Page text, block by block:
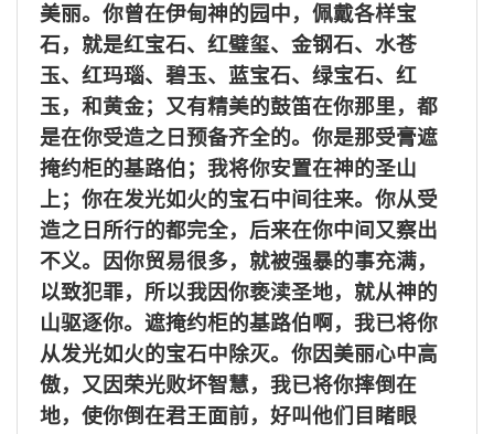
美丽。你曾在伊甸神的园中，佩戴各样宝
石，就是红宝石、红璧玺、金钢石、水苍
玉、红玛瑙、碧玉、蓝宝石、绿宝石、红
玉，和黄金；又有精美的鼓笛在你那里，都
是在你受造之日预备齐全的。你是那受膏遮
掩约柜的基路伯；我将你安置在神的圣山
上；你在发光如火的宝石中间往来。你从受
造之日所行的都完全，后来在你中间又察出
不义。因你贸易很多，就被强暴的事充满，
以致犯罪，所以我因你亵渎圣地，就从神的
山驱逐你。遮掩约柜的基路伯啊，我已将你
从发光如火的宝石中除灭。你因美丽心中高
傲，又因荣光败坏智慧，我已将你摔倒在
地，使你倒在君王面前，好叫他们目睹眼